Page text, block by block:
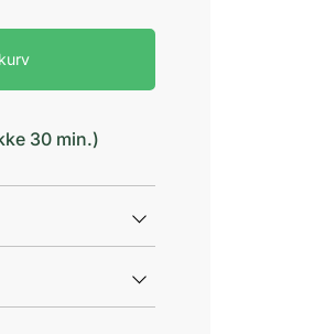
30 min.)